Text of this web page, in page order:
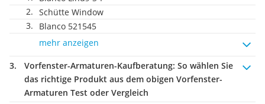
Schütte Window
Blanco 521545
mehr anzeigen
Vorfenster-Armaturen-Kaufberatung: So wählen Sie
das richtige Produkt aus dem obigen Vorfenster-
Armaturen Test oder Vergleich